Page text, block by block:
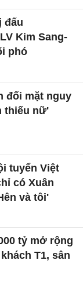
đấu
Kim Sang-
phó
đối mặt nguy
thiếu nữ'
tuyển Việt
có Xuân
và tôi'
tỷ mở rộng
T1, sân